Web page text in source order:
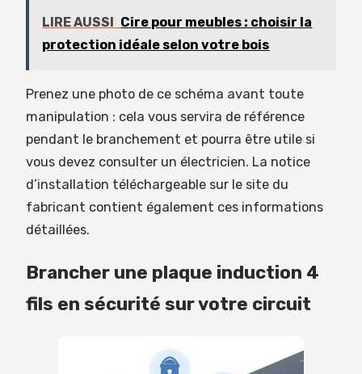
LIRE AUSSI
Cire pour meubles : choisir la
protection idéale selon votre bois
Prenez une photo de ce schéma avant toute
manipulation : cela vous servira de référence
pendant le branchement et pourra être utile si
vous devez consulter un électricien. La notice
d’installation téléchargeable sur le site du
fabricant contient également ces informations
détaillées.
Brancher une plaque induction 4
fils en sécurité sur votre circuit